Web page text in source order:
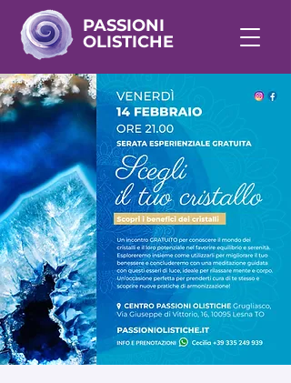
PASSIONI
OLISTICHE